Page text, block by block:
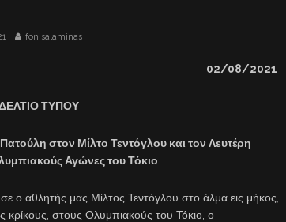
fonisalaminas
02/08/2021
ΤΥΠΟΥ
στον Μίλτο Τεντόγλου και τον Λευτέρη
Αγώνες του Τόκιο
ο αθλητής μας Μίλτος Τεντόγλου στο άλμα εις μήκος,
κρίκους, στους Ολυμπιακούς του Τόκιο, ο